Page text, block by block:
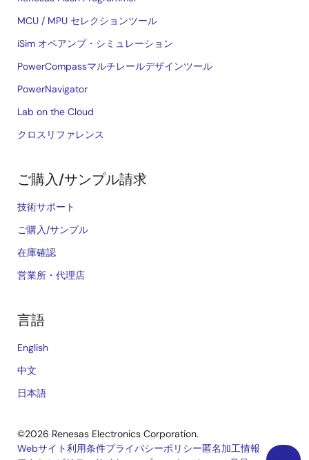
MCU / MPU セレクションツール
iSim オペアンプ・シミュレーション
PowerCompassマルチレールデザインツール
PowerNavigator
Lab on the Cloud
クロスリファレンス
ご購入/サンプル請求
技術サポート
ご購入/サンプル
在庫確認
営業所・代理店
言語
English
中文
日本語
©2026 Renesas Electronics Corporation.
Webサイト利用条件プライバシーポリシー匿名加工情報